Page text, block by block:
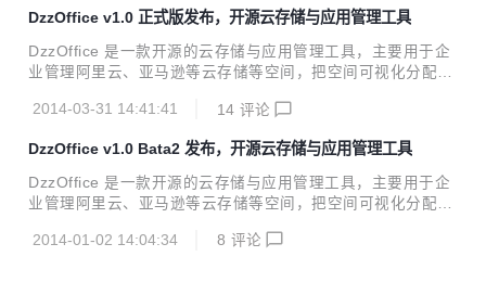
（如文档在线查看编辑、图片在线查看编辑、讨论板、任务板
等）实现企业在线协同办公、提高工作效率的目的。 本次更新
主要修复修复1.0Release20140330发布以来的bug 详细修复
19:47:28 Messa...
DzzOffice v1.0 正式版发布，开源云存储与应用管理工具
DzzOffice 是一款开源的云存储与应用管理工具，主要用于企
业管理阿里云、亚马逊等云存储等空间，把空间可视化分配给
它用于家庭、朋友、网站等个人团体使用。 然后通过接入各类
层架构，提高系统效率。 2：优化重写了大部份UI,优化了各种
设备的自适应性。 3：支持触屏操作，优化了平板设备的界面
和操作。按住打开右键菜单，图标、窗口直接拖动。 4：增加
制。 5：丰富和修改了桌面的快捷键，增加"快捷键说明"应
2014-03-31 14:41:41 14 评论
DzzOffice v1.0 Bata2 发布，开源云存储与应用管理工具
DzzOffice 是一款开源的云存储与应用管理工具，主要用于企
业管理阿里云、亚马逊等云存储等空间，把空间可视化分配给
它用于家庭、朋友、网站等个人团体使用。 然后通过接入各类
2014-01-02 14:04:34 8 评论